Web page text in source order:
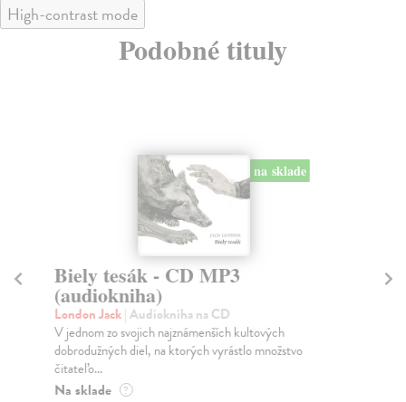
High-contrast mode
Podobné tituly
na sklade
Biely tesák - CD MP3
(audiokniha)
London Jack| Audiokniha na CD
V jednom zo svojich najznámenších kultových
dobrodužných diel, na ktorých vyrástlo množstvo
čitateľo...
Na sklade ?